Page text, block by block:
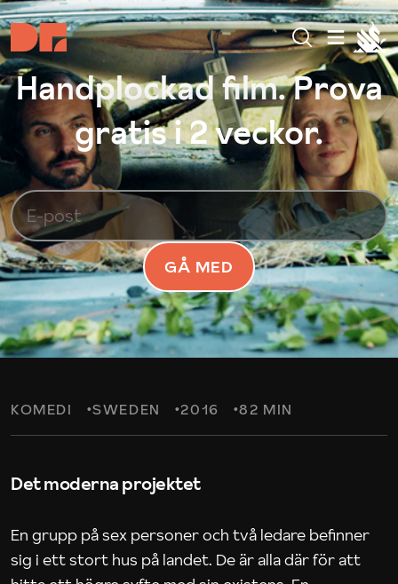
Handplockad film. Prova
gratis i 2 veckor.
GÅ MED
KOMEDI SWEDEN 2016 82 MIN
Det moderna projektet
En grupp på sex personer och två ledare befinner
sig i ett stort hus på landet. De är alla där för att